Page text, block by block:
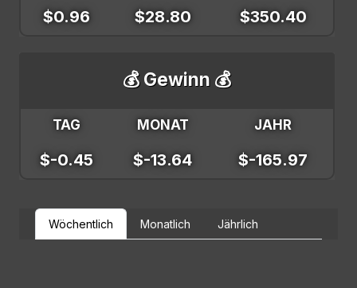
$0.96 $28.80 $350.40
💰 Gewinn 💰
TAG MONAT JAHR
$-0.45 $-13.64 $-165.97
Wöchentlich Monatlich Jährlich